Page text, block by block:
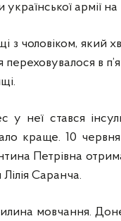
армії
з чоловіком, який
переховувалося в
у неї стався
краще. 10
Петрівна
Саранча.
мовчання.